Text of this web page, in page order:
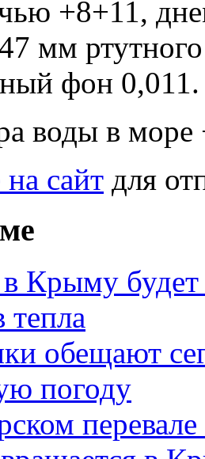
+8+11,
мм
фон 0,011.
воды в море
сайт для
Крыму
тепла
обещают
погоду